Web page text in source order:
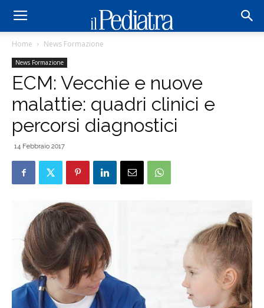
Home News Formazione
News Formazione
ECM: Vecchie e nuove
malattie: quadri clinici e
percorsi diagnostici
14 Febbraio 2017